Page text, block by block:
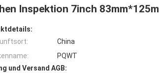
Inspektion 7inch 83mm*125m
China
PQWT
und Versand AGB: